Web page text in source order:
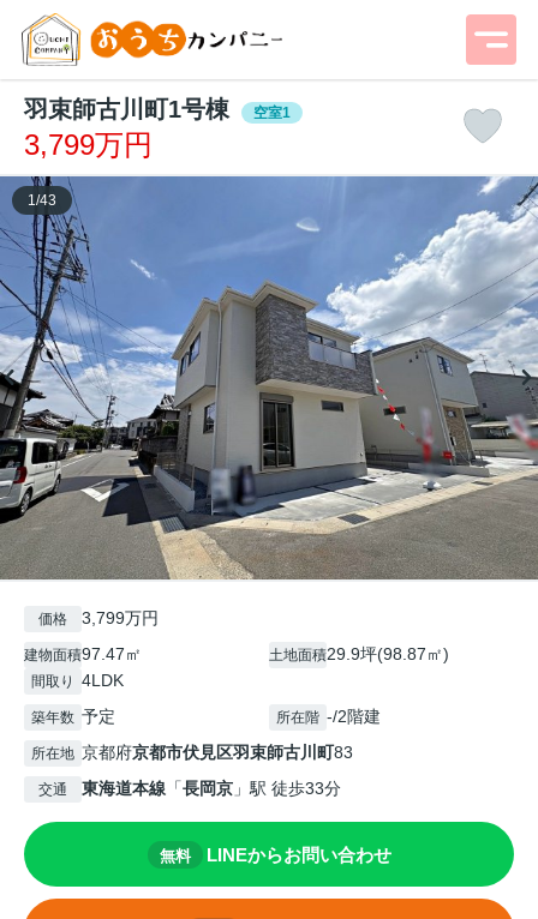
羽束師古川町1号棟 空室1
3,799万円
1 /43
価格 3,799万円
建物面積97.47㎡ 土地面積29.9坪(98.87㎡)
間取り 4LDK
築年数 予定 所在階 -/2階建
所在地 京都府京都市伏見区羽束師古川町83
交通 東海道本線 「長岡京 」駅 徒歩33分
無料 LINEからお問い合わせ